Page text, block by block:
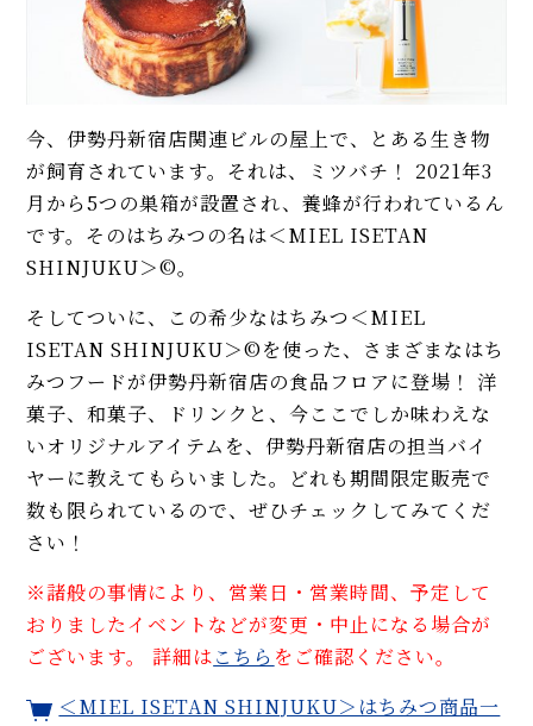
今、伊勢丹新宿店関連ビルの屋上で、とある生き物
が飼育されています。それは、ミツバチ！ 2021年3
月から5つの巣箱が設置され、養蜂が行われているん
です。そのはちみつの名は＜MIEL ISETAN
SHINJUKU＞©。
そしてついに、この希少なはちみつ＜MIEL
ISETAN SHINJUKU＞©を使った、さまざまなはち
みつフードが伊勢丹新宿店の食品フロアに登場！ 洋
菓子、和菓子、ドリンクと、今ここでしか味わえな
いオリジナルアイテムを、伊勢丹新宿店の担当バイ
ヤーに教えてもらいました。どれも期間限定販売で
数も限られているので、ぜひチェックしてみてくだ
さい！
※諸般の事情により、営業日・営業時間、予定して
おりましたイベントなどが変更・中止になる場合が
ございます。 詳細はこちら をご確認ください。
＜MIEL ISETAN SHINJUKU＞はちみつ商品一